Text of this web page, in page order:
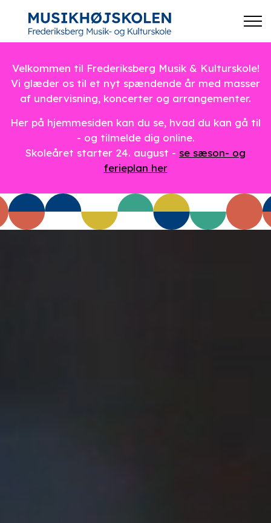
Velkommen til Frederiksberg Musik & Kulturskole!
Vi glæder os til et nyt spændende år med masser
af undervisning, koncerter og arrangementer.
Her på hjemmesiden kan du se, hvad du kan gå til
- og tilmelde dig online.
Skoleåret starter 24. august - se sæson- og
ferieplan her